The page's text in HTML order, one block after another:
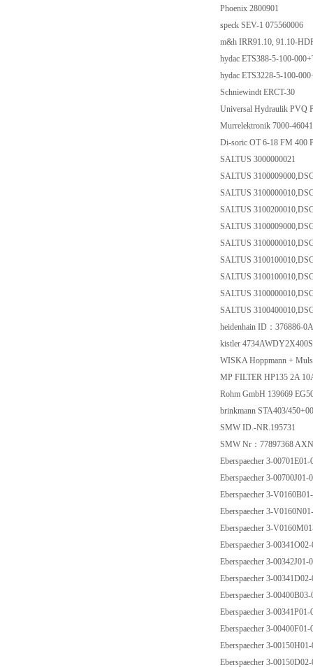
Phoenix 2800901
speck SEV-1 075560006
m&h IRR91.10, 91.10-
hydac ETS388-5-100-
hydac ETS3228-5-100-
Schniewindt ERCT-30
Universal Hydraulik PVQ
Murrelektronik 7000-
Di-soric OT 6-18 FM 400
SALTUS 3000000021
SALTUS
SALTUS
SALTUS
SALTUS
SALTUS
SALTUS
SALTUS
SALTUS
SALTUS
heidenhain ID：376886-
kistler
WISKA Hoppmann +
MP FILTER HP135 2A
Rohm GmbH 139669
brinkmann STA403/
SMW ID.-NR.195731
SMW Nr：77897368
Eberspaecher 3-
Eberspaecher 3-
Eberspaecher 3-
Eberspaecher 3-
Eberspaecher 3-
Eberspaecher 3-
Eberspaecher 3-
Eberspaecher 3-
Eberspaecher 3-
Eberspaecher 3-
Eberspaecher 3-
Eberspaecher 3-
Eberspaecher 3-